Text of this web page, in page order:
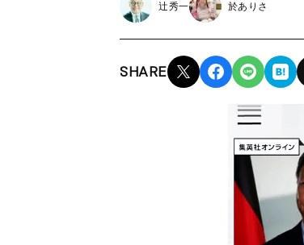
辻秀一 於ありさ
SHARE